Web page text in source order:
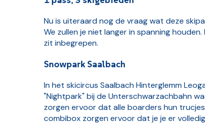
Nu is uiteraard nog de vraag wat deze
We zullen je niet langer in spanning
zit inbegrepen.
Snowpark Saalbach
In het skicircus Saalbach Hinterglemm
"Nightpark" bij de Unterschwarzachbahn
zorgen ervoor dat alle boarders hun
combibox zorgen ervoor dat je je er